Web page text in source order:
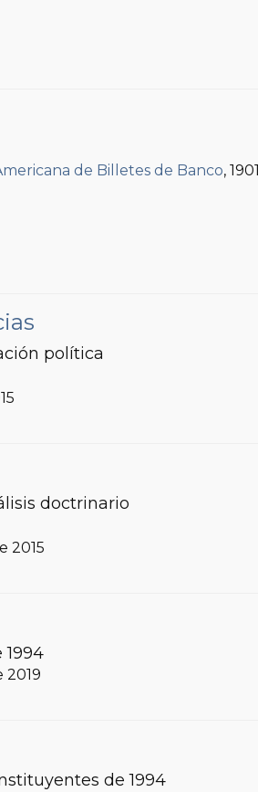
de Billetes de Banco, 1901
política
doctrinario
2015
1994
2019
de 1994